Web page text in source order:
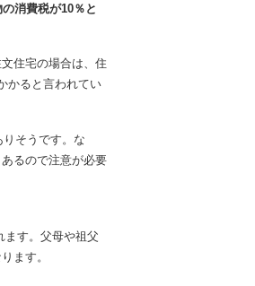
消費税が10％と
住宅の場合は、住
かると言われてい
そうです。な
るので注意が必要
ます。父母や祖父
ます。